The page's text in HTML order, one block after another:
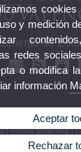
de
15. 46100
|Política privacidad|
Departamento
y medición
redes
o modifica
información
Aceptar
Rechazar